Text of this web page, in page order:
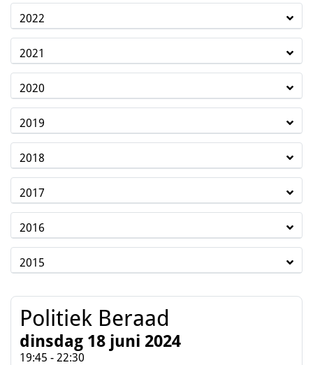
2022
2021
2020
2019
2018
2017
2016
2015
Politiek Beraad
dinsdag 18 juni 2024
19:45 - 22:30